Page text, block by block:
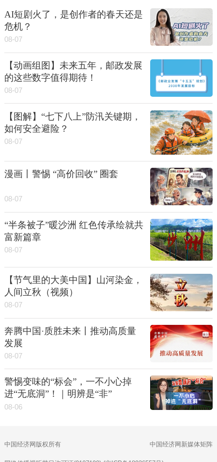
AI短剧火了，是创作者的春天还是
危机？
08-07
【动画组图】未来五年，邮政发展
的这些数字值得期待！
08-07
【图解】“七下八上”防汛关键期，
如何安全避险？
08-07
漫画丨警惕 “高价回收” 圈套
08-07
“半条被子”暖沙洲 红色传承绘就共
富新篇章
08-07
【节气里的大美中国】山河染金，
人间立秋（视频）
08-07
奔腾中国·质胜未来丨推动高质量
发展
08-07
警惕变味的“标会”，一不小心掉
进“无底洞”！｜明辨是“非”
08-06
中国经济网版权所有 中国经济网新媒体矩阵